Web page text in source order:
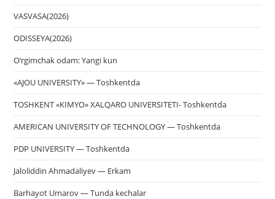
VASVASA(2026)
ODISSEYA(2026)
O‘rgimchak odam: Yangi kun
«AJOU UNIVERSITY» — Toshkentda
TOSHKENT «KIMYO» XALQARO UNIVERSITETI- Toshkentda
AMERICAN UNIVERSITY OF TECHNOLOGY — Toshkentda
PDP UNIVERSITY — Toshkentda
Jaloliddin Ahmadaliyev — Erkam
Barhayot Umarov — Tunda kechalar